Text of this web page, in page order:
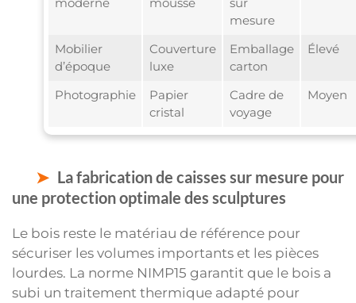
mesure
Mobilier
d’époque
Couverture
luxe
Emballage
carton
Élevé
Photographie
Papier
cristal
Cadre de
voyage
Moyen
La fabrication de caisses sur mesure pour
une protection optimale des sculptures
Le bois reste le matériau de référence pour
sécuriser les volumes importants et les pièces
lourdes. La norme NIMP15 garantit que le bois a
subi un traitement thermique adapté pour